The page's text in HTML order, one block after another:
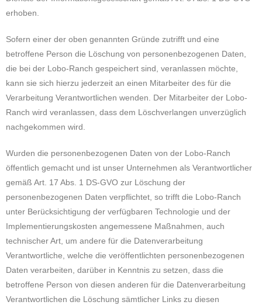
erhoben.
Sofern einer der oben genannten Gründe zutrifft und eine
betroffene Person die Löschung von personenbezogenen Daten,
die bei der Lobo-Ranch gespeichert sind, veranlassen möchte,
kann sie sich hierzu jederzeit an einen Mitarbeiter des für die
Verarbeitung Verantwortlichen wenden. Der Mitarbeiter der Lobo-
Ranch wird veranlassen, dass dem Löschverlangen unverzüglich
nachgekommen wird.
Wurden die personenbezogenen Daten von der Lobo-Ranch
öffentlich gemacht und ist unser Unternehmen als Verantwortlicher
gemäß Art. 17 Abs. 1 DS-GVO zur Löschung der
personenbezogenen Daten verpflichtet, so trifft die Lobo-Ranch
unter Berücksichtigung der verfügbaren Technologie und der
Implementierungskosten angemessene Maßnahmen, auch
technischer Art, um andere für die Datenverarbeitung
Verantwortliche, welche die veröffentlichten personenbezogenen
Daten verarbeiten, darüber in Kenntnis zu setzen, dass die
betroffene Person von diesen anderen für die Datenverarbeitung
Verantwortlichen die Löschung sämtlicher Links zu diesen